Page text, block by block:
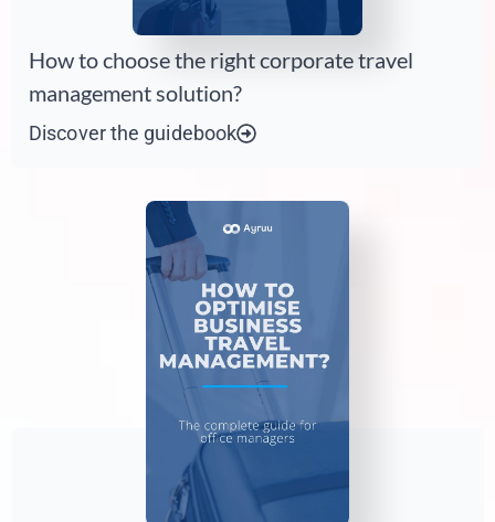
How to choose the right corporate travel
management solution?
Discover the guidebook